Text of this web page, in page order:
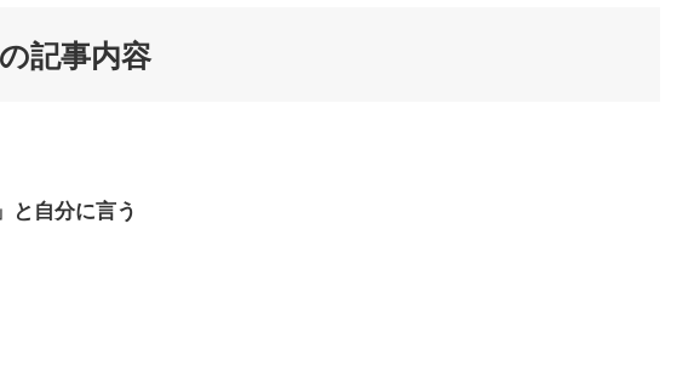
記事内容
と自分に言う